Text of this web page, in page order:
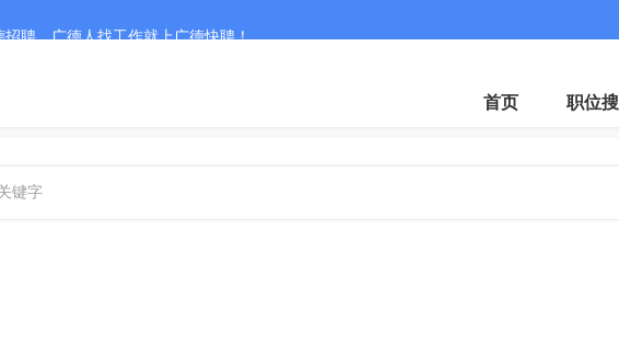
聘、广德人找工作就上广德快聘！
首页 职位